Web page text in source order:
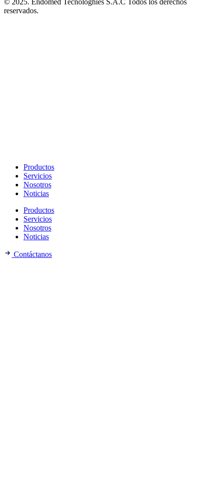
© 2025. Endomed Tecnologhies S.A.C Todos los derechos
reservados.
Productos
Servicios
Nosotros
Noticias
Productos
Servicios
Nosotros
Noticias
Contáctanos